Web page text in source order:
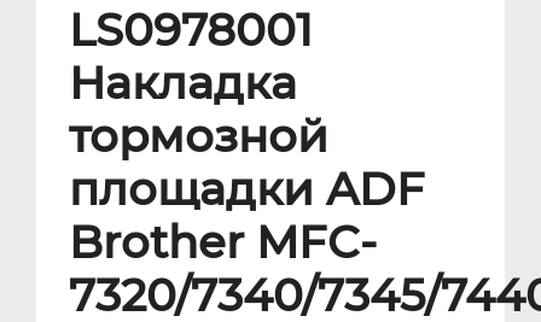
LS0978001
Накладка
тормозной
площадки ADF
Brother MFC-
7320/7340/7345/